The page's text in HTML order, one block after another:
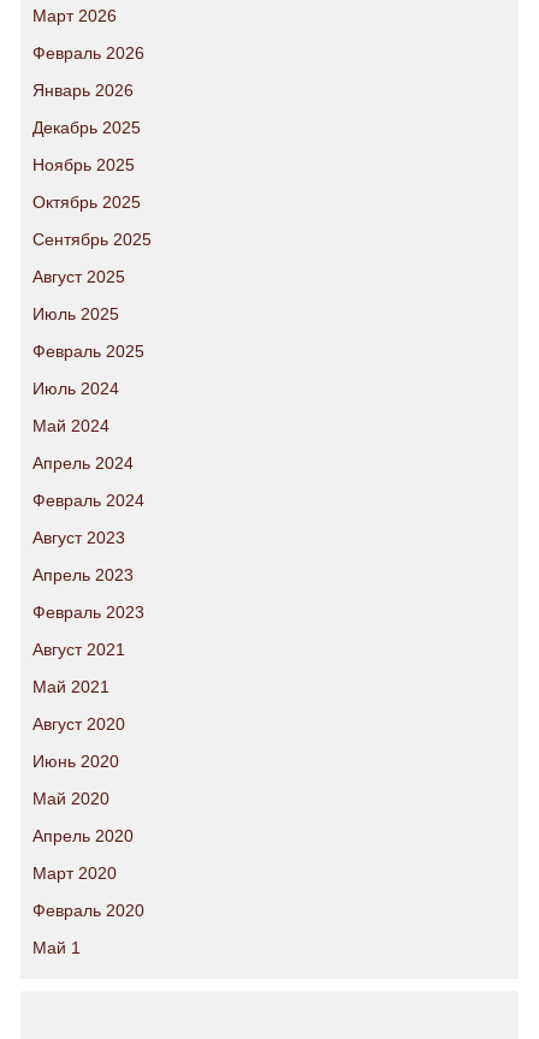
Март 2026
Февраль 2026
Январь 2026
Декабрь 2025
Ноябрь 2025
Октябрь 2025
Сентябрь 2025
Август 2025
Июль 2025
Февраль 2025
Июль 2024
Май 2024
Апрель 2024
Февраль 2024
Август 2023
Апрель 2023
Февраль 2023
Август 2021
Май 2021
Август 2020
Июнь 2020
Май 2020
Апрель 2020
Март 2020
Февраль 2020
Май 1